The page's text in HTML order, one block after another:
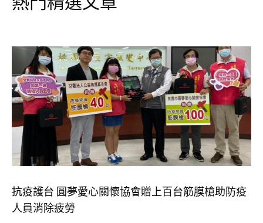
抗疫護台 圓夢愛心關懷協會贈上百台筋膜槍助防疫
人員消除疲勞